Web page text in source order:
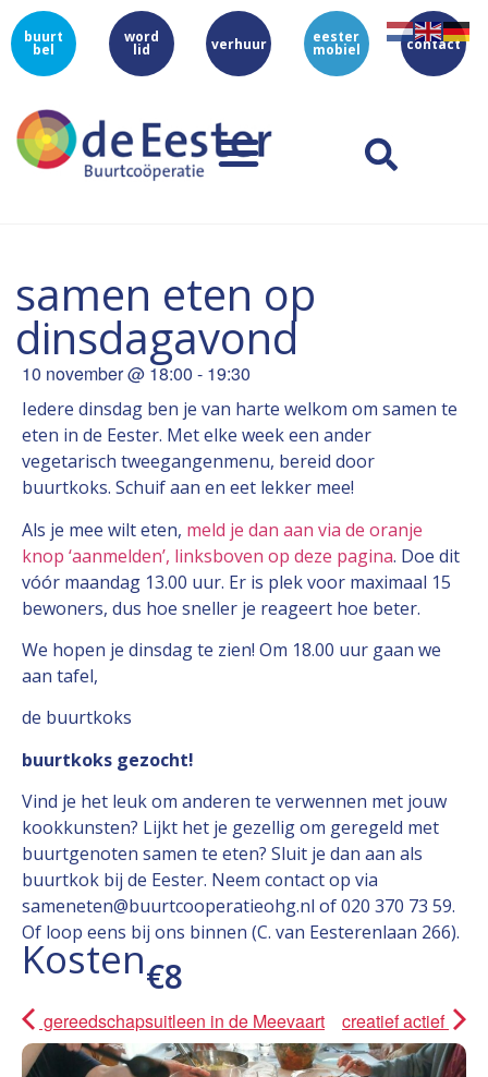
buurt
bel
word
lid verhuur eester
mobiel contact
samen eten op
dinsdagavond
10 november@ 18:00 - 19:30
Iedere dinsdag ben je van harte welkom om samen te
eten in de Eester. Met elke week een ander
vegetarisch tweegangenmenu, bereid door
buurtkoks. Schuif aan en eet lekker mee!
Als je mee wilt eten, meld je dan aan via de oranje
knop ‘aanmelden’, linksboven op deze pagina. Doe dit
vóór maandag 13.00 uur. Er is plek voor maximaal 15
bewoners, dus hoe sneller je reageert hoe beter.
We hopen je dinsdag te zien! Om 18.00 uur gaan we
aan tafel,
de buurtkoks
buurtkoks gezocht!
Vind je het leuk om anderen te verwennen met jouw
kookkunsten? Lijkt het je gezellig om geregeld met
buurtgenoten samen te eten? Sluit je dan aan als
buurtkok bij de Eester. Neem contact op via
sameneten@buurtcooperatieohg.nl of 020 370 73 59.
Of loop eens bij ons binnen (C. van Eesterenlaan 266).
Kosten€8
gereedschapsuitleen in de Meevaart creatief actief